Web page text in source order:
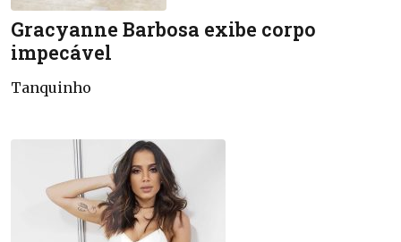
Gracyanne Barbosa exibe corpo
impecável
Tanquinho